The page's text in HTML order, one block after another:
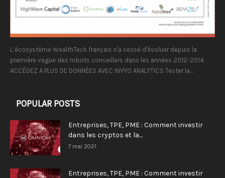
L’écosystème WealthTech français n'a cessé d'évoluer depuis la
première vague des robots conseillers dans les années 2012-2014.
ACCÉDEZ A PLUS DE DONNÉES AVEC INVYO ANALYTICS Tester la...
POPULAR POSTS
Entreprises, TPE, PME : Comment investir
dans les cryptos et la...
7 mai 2021
Entreprises, TPE, PME : Comment investir